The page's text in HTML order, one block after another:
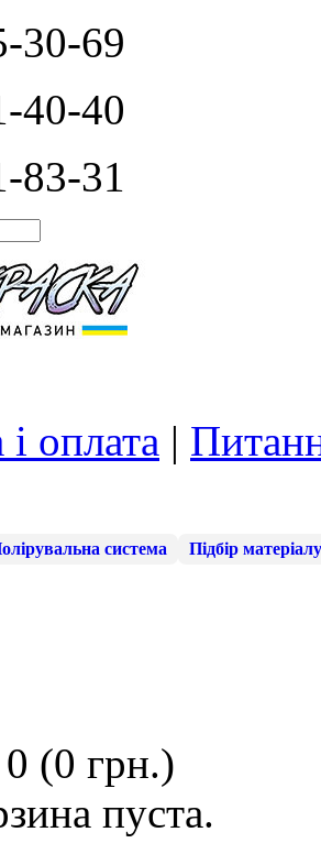
30-69
40-40
83-31
оплата |
система Підбір матеріалу
(0 грн.)
пуста.